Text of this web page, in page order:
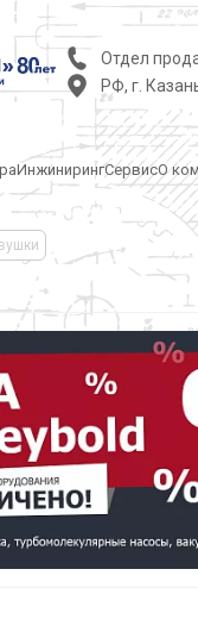
Отдел
РФ, г.
ИнжинирингСервисО